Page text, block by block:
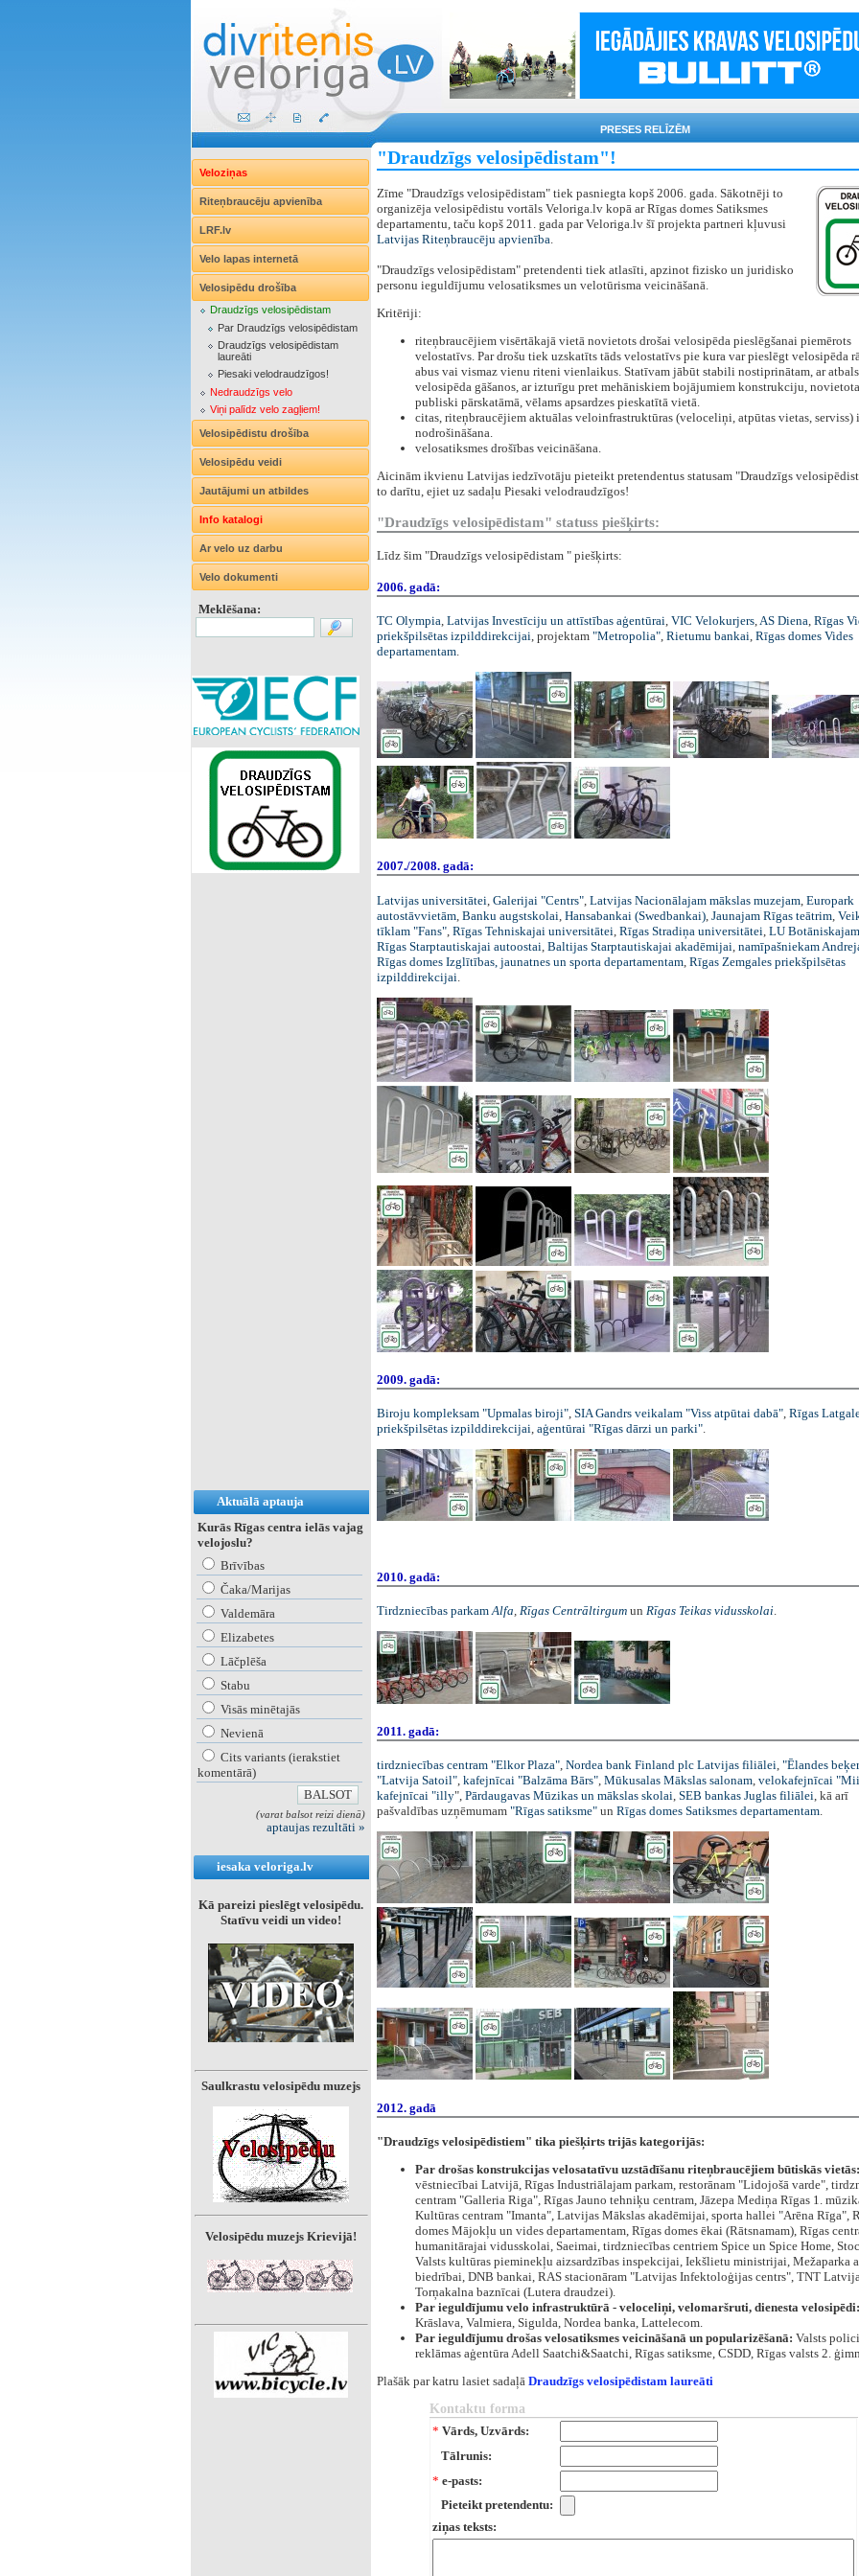
PRESES RELĪZĒM
Veloziņas
Riteņbraucēju apvienība
LRF.lv
Velo lapas internetā
Velosipēdu drošība
Draudzīgs velosipēdistam
Par Draudzīgs velosipēdistam
Draudzīgs velosipēdistam
laureāti
Piesaki velodraudzīgos!
Nedraudzīgs velo
Viņi palīdz velo zagļiem!
Velosipēdistu drošība
Velosipēdu veidi
Jautājumi un atbildes
Info katalogi
Ar velo uz darbu
Velo dokumenti
Meklēšana:
Aktuālā aptauja
Kurās Rīgas centra ielās vajag
velojoslu?
Brīvības
Čaka/Marijas
Valdemāra
Elizabetes
Lāčplēša
Stabu
Visās minētajās
Nevienā
Cits variants (ierakstiet
komentārā)
(varat balsot reizi dienā)
aptaujas rezultāti »
iesaka veloriga.lv
Kā pareizi pieslēgt velosipēdu.
Statīvu veidi un video!
Saulkrastu velosipēdu muzejs
Velosipēdu muzejs Krievijā!
"Draudzīgs velosipēdistam"!
Zīme "Draudzīgs velosipēdistam" tiek pasniegta kopš 2006. gada. Sākotnēji to
organizēja velosipēdistu vortāls Veloriga.lv kopā ar Rīgas domes Satiksmes
departamentu, taču kopš 2011. gada par Veloriga.lv šī projekta partneri kļuvusi
Latvijas Riteņbraucēju apvienība.
"Draudzīgs velosipēdistam" pretendenti tiek atlasīti, apzinot fizisko un juridisko
personu ieguldījumu velosatiksmes un velotūrisma veicināšanā.
Kritēriji:
riteņbraucējiem visērtākajā vietā novietots drošai velosipēda pieslēgšanai piemērots
velostatīvs. Par drošu tiek uzskatīts tāds velostatīvs pie kura var pieslēgt velosipēda
abus vai vismaz vienu riteni vienlaikus. Statīvam jābūt stabili nostiprinātam, ar
velosipēda gāšanos, ar izturīgu pret mehāniskiem bojājumiem konstrukciju,
publiski pārskatāmā, vēlams apsardzes pieskatītā vietā.
citas, riteņbraucējiem aktuālas veloinfrastruktūras (veloceliņi, atpūtas vietas, serviss)
nodrošināšana.
velosatiksmes drošības veicināšana.
Aicinām ikvienu Latvijas iedzīvotāju pieteikt pretendentus statusam "Draudzīgs
to darītu, ejiet uz sadaļu Piesaki velodraudzīgos!
"Draudzīgs velosipēdistam" statuss piešķirts:
Līdz šim "Draudzīgs velosipēdistam " piešķirts:
2006. gadā:
TC Olympia, Latvijas Investīciju un attīstības aģentūrai, VIC Velokurjers,AS Diena, Rīgas
priekšpilsētas izpilddirekcijai, projektam "Metropolia", Rietumu bankai, Rīgas domes Vides
departamentam.
2007./2008. gadā:
Latvijas universitātei Galerijai "Centrs", Latvijas Nacionālajam mākslas muzejam, Europark
autostāvvietām, Banku augstskolai Hansabankai (Swedbankai), Jaunajam Rīgas teātrim,
tīklam "Fans", Rīgas Tehniskajai universitātei Rīgas Stradiņa universitātei LU
Rīgas Starptautiskajai autoostai Baltijas Starptautiskajai akadēmijai namīpašniekam
Rīgas domes Izglītības, jaunatnes un sporta departamentam, Rīgas Zemgales priekšpilsētas
izpilddirekcijai
2009. gadā:
Biroju kompleksam "Upmalas biroji", SIA Gandrs veikalam "Viss atpūtai dabā", Rīgas
priekšpilsētas izpilddirekcijai, aģentūrai "Rīgas dārzi un parki".
2010. gadā:
Tirdzniecības parkam Alfa Rīgas Centrāltirgum un Rīgas Teikas vidusskolai.
2011. gadā:
tirdzniecības centram "Elkor Plaza", Nordea bank Finland plc Latvijas filiālei, "Ēlandes
"Latvija Satoil", kafejnīcai "Balzāma Bārs", Mūkusalas Mākslas salonam, velokafejnīcai
kafejnīcai "illy", Pārdaugavas Mūzikas un mākslas skolai, SEB bankas Juglas filiālei, kā arī
pašvaldības uzņēmumam "Rīgas satiksme"un Rīgas domes Satiksmes departamentam.
2012. gadā
"Draudzīgs velosipēdistiem" tika piešķirts trijās kategorijās:
Par drošas konstrukcijas velosatatīvu uzstādīšanu riteņbraucējiem būtiskās vietās:
vēstniecībai Latvijā, Rīgas Industriālajam parkam, restorānam "Lidojošā varde",
centram "Galleria Riga", Rīgas Jauno tehniķu centram, Jāzepa Mediņa Rīgas 1.
Kultūras centram "Imanta", Latvijas Mākslas akadēmijai, sporta hallei "Arēna Rīga",
domes Mājokļu un vides departamentam, Rīgas domes ēkai (Rātsnamam), Rīgas
humanitārajai vidusskolai, Saeimai, tirdzniecības centriem Spice un Spice Home,
Valsts kultūras pieminekļu aizsardzības inspekcijai, Iekšlietu ministrijai, Mežaparka
biedrībai, DNB bankai, RAS stacionāram "Latvijas Infektoloģijas centrs", TNT
Torņakalna baznīcai (Lutera draudzei).
Par ieguldījumu velo infrastruktūrā - veloceliņi, velomaršruti, dienesta velosipēdi:
Krāslava, Valmiera, Sigulda, Nordea banka, Lattelecom.
Par ieguldījumu drošas velosatiksmes veicināšanā un popularizēšanā: Valsts
reklāmas aģentūra Adell Saatchi&Saatchi, Rīgas satiksme, CSDD, Rīgas valsts 2.
Plašāk par katru lasiet sadaļā Draudzīgs velosipēdistam laureāti
Kontaktu forma
* Vārds, Uzvārds:
Tālrunis:
* e-pasts:
Pieteikt pretendentu:
ziņas teksts: